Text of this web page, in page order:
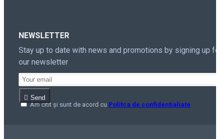
NEWSLETTER
Stay up to date with news and promotions by signing up
our newsletter
Send
Am citit şi sunt de acord cu Politca de confidentialiate